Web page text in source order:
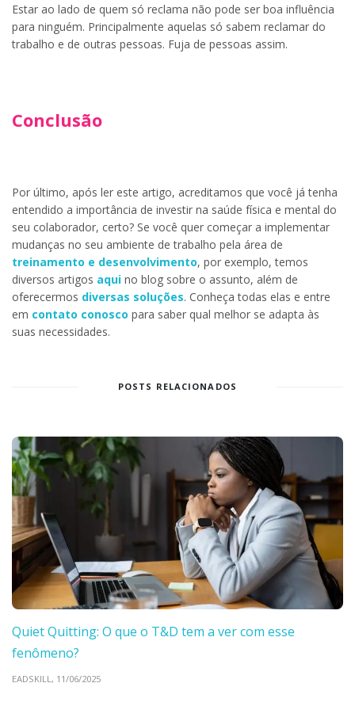
Estar ao lado de quem só reclama não pode ser boa influência
para ninguém. Principalmente aquelas só sabem reclamar do
trabalho e de outras pessoas. Fuja de pessoas assim.
Conclusão
Por último, após ler este artigo, acreditamos que você já tenha
entendido a importância de investir na saúde física e mental do
seu colaborador, certo? Se você quer começar a implementar
mudanças no seu ambiente de trabalho pela área de
treinamento e desenvolvimento, por exemplo, temos
diversos artigos aqui no blog sobre o assunto, além de
oferecermos diversas soluções. Conheça todas elas e entre
em contato conosco para saber qual melhor se adapta às
suas necessidades.
POSTS RELACIONADOS
Quiet Quitting: O que o T&D tem a ver com esse
fenômeno?
EADSKILL, 11/06/2025